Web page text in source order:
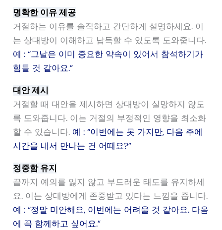
명확한 이유 제공
거절하는 이유를 솔직하고 간단하게 설명하세요. 이
는 상대방이 이해하고 납득할 수 있도록 도와줍니다.
예 : “그날은 이미 중요한 약속이 있어서 참석하기가
힘들 것 같아요.”
대안 제시
거절할 때 대안을 제시하면 상대방이 실망하지 않도
록 도와줍니다. 이는 거절의 부정적인 영향을 최소화
할 수 있습니다. 예 : “이번에는 못 가지만, 다음 주에
시간을 내서 만나는 건 어때요?”
정중함 유지
끝까지 예의를 잃지 않고 부드러운 태도를 유지하세
요. 이는 상대방에게 존중받고 있다는 느낌을 줍니다.
예 : “정말 미안해요, 이번에는 어려울 것 같아요. 다음
에 꼭 함께하고 싶어요.”